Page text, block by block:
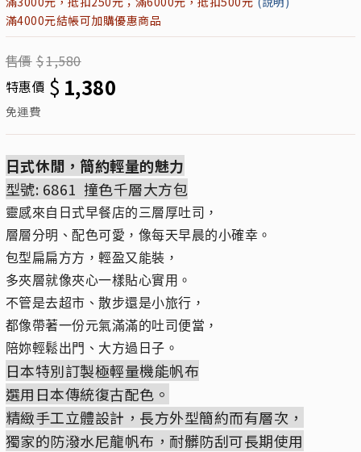
滿4000元結帳可加購優惠商品
售價 $1,580
特惠價 $ 1,380
免運費
日式休閒，簡約輕量的魅力
型號: 6861 撞色千層大方包
靈感來自日式早餐店的三層厚吐司，
層層分明、配色可愛，像每天早晨的小確幸。
包型扁扁方方，輕盈又能裝，
多夾層就像夾心一樣貼心實用。
不管是去超市、散步還是小旅行，
都像帶著一份元氣滿滿的吐司便當，
陪妳輕鬆出門、大方過日子。
日本特別訂製極輕量機能帆布
選用日本傳統復古配色。
精緻手工立體設計，長方外型簡約而有層次，
獨家的防潑水尼龍帆布，耐髒防刮可長期使用